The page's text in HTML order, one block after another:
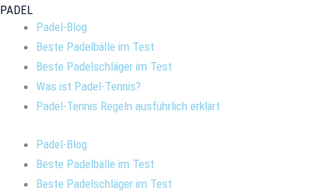
PADEL
Padel-Blog
Beste Padelbälle im Test
Beste Padelschläger im Test
Was ist Padel-Tennis?
Padel-Tennis Regeln ausführlich erklärt
Padel-Blog
Beste Padelbälle im Test
Beste Padelschläger im Test